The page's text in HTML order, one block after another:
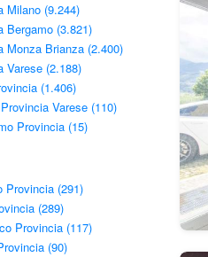
Milano (9.244)
Bergamo (3.821)
Monza Brianza (2.400)
Varese (2.188)
(1.406)
Varese (110)
Provincia (15)
Provincia (291)
(289)
Provincia (117)
(90)